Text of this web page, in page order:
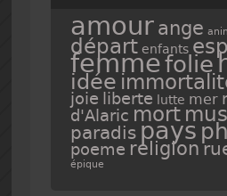
amour ange
départ enfants
femmefolie
idée
joie liberte lutte mer
d'Alaric mort
paradis pays
poeme religion
épique